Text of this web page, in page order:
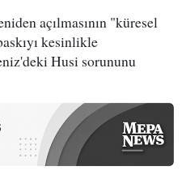
açılmasının "küresel
kesinlikle
Husi sorununu